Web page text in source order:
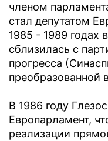
членом
стал депутатом
1985 - 1989 годах
сблизилась с
прогресса
преобразованной
В 1986 году
Европарламент,
реализации